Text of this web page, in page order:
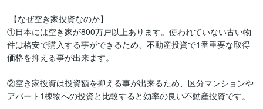
①日本には空き家が800万戸以上あります。使われていない古い物
件は格安で購入する事ができるため、不動産投資で1番重要な取得
価格を抑える事が出来ます。
②空き家投資は投資額を抑える事が出来るため、区分マンションや
アパート1棟物への投資と比較すると効率の良い不動産投資です。